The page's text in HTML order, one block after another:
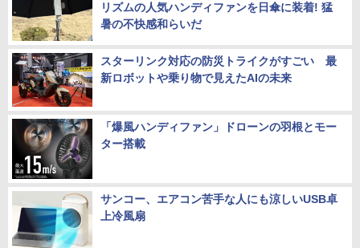
リズムの人気ハンディファンを日傘に装着! 猛
暑の不快感和らいだ
スターリンク対応の防災トライクがすごい 最
新ロボットや乗り物で見えたAIの未来
「爆風ハンディファン」ドローンの羽根とモー
ター搭載
サンコー、エアコン苦手な人にも涼しいUSB卓
上冷風扇